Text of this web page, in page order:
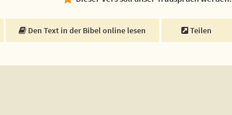
Den Text in der Bibel online lesen Teilen